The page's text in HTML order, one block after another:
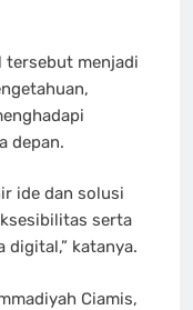
tersebut menjadi
depan.
ide dan solusi
serta
digital,” katanya.
Ciamis,